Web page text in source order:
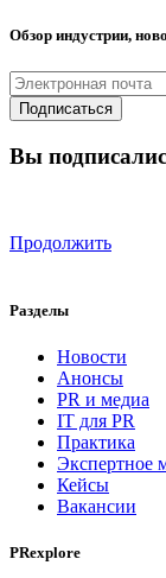
Обзор индустрии,
Вы
Продолжить
Разделы
Новости
Анонсы
PR и медиа
IT для PR
Практика
Экспертное
Кейсы
Вакансии
PRexplore